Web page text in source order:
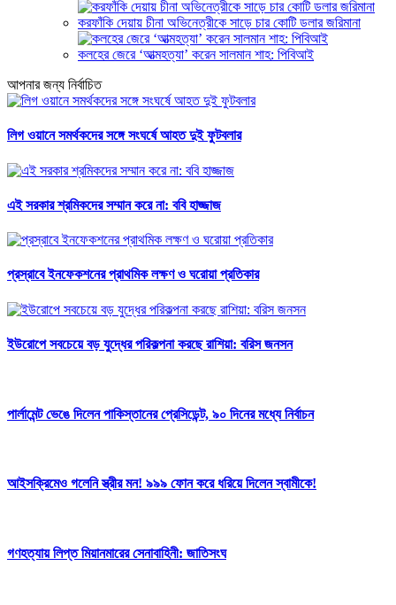
করফাঁকি দেয়ায় চীনা অভিনেত্রীকে সাড়ে চার কোটি ডলার জরিমানা
কলহের জেরে ‘আত্মহত্যা’ করেন সালমান শাহ: পিবিআই
আপনার জন্য নির্বাচিত
লিগ ওয়ানে সমর্থকদের সঙ্গে সংঘর্ষে আহত দুই ফুটবলার
এই সরকার শ্রমিকদের সম্মান করে না: ববি হাজ্জাজ
প্রস্রাবে ইনফেকশনের প্রাথমিক লক্ষণ ও ঘরোয়া প্রতিকার
ইউরোপে সবচেয়ে বড় যুদ্ধের পরিকল্পনা করছে রাশিয়া: বরিস জনসন
পার্লামেন্ট ভেঙে দিলেন পাকিস্তানের প্রেসিডেন্ট, ৯০ দিনের মধ্যে নির্বাচন
আইসক্রিমেও গলেনি স্ত্রীর মন! ৯৯৯ ফোন করে ধরিয়ে দিলেন স্বামীকে!
গণহত্যায় লিপ্ত মিয়ানমারের সেনাবাহিনী: জাতিসংঘ